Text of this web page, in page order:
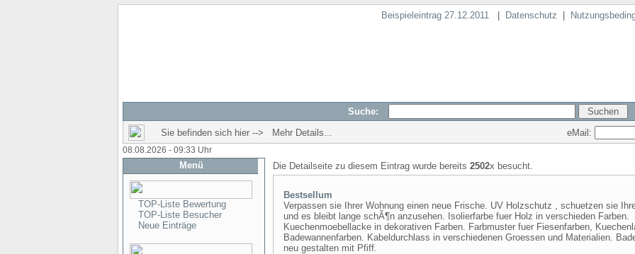
Beispieleintrag 27.12.2011 Datenschutz
Suche:
Sie befinden sich hier --> Mehr Details...
eMail:
08.08.2026 - 09:33 Uhr
Menü
TOP-Liste Bewertung
TOP-Liste Besucher
Neue Einträge
Die Detailseite zu diesem Eintrag wurde bereits 2502x besucht.
Bestsellum
Verpassen sie Ihrer Wohnung einen neue Frische. UV Holzschutz , schuetzen sie
und es bleibt lange schÃ¶n anzusehen. Isolierfarbe fuer Holz in verschieden Farben.
Kuechenmoebellacke in dekorativen Farben. Farbmuster fuer Fiesenfarben,
Badewannenfarben. Kabeldurchlass in verschiedenen Groessen und Materialien.
neu gestalten mit Pfiff.